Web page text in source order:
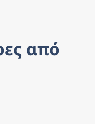
από